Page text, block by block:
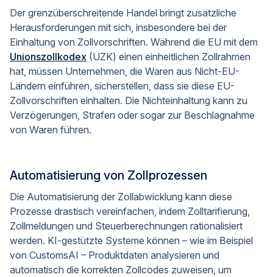
Der grenzüberschreitende Handel bringt zusätzliche
Herausforderungen mit sich, insbesondere bei der
Einhaltung von Zollvorschriften. Während die EU mit dem
Unionszollkodex (UZK) einen einheitlichen Zollrahmen
hat, müssen Unternehmen, die Waren aus Nicht-EU-
Ländern einführen, sicherstellen, dass sie diese EU-
Zollvorschriften einhalten. Die Nichteinhaltung kann zu
Verzögerungen, Strafen oder sogar zur Beschlagnahme
von Waren führen.
Automatisierung von Zollprozessen
Die Automatisierung der Zollabwicklung kann diese
Prozesse drastisch vereinfachen, indem Zolltarifierung,
Zollmeldungen und Steuerberechnungen rationalisiert
werden. KI-gestützte Systeme können – wie im Beispiel
von CustomsAI – Produktdaten analysieren und
automatisch die korrekten Zollcodes zuweisen, um